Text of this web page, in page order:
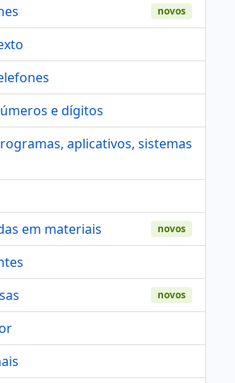
novos
e dígitos
aplicativos, sistemas
em materiais
novos
novos